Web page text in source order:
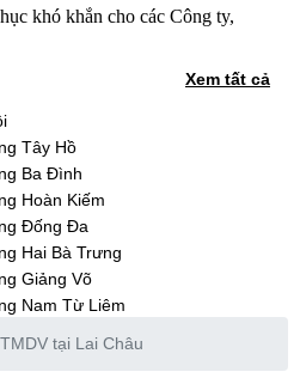
khó khắn cho các Công ty,
Xem tất cả
Tây Hồ
Ba Đình
Hoàn Kiếm
Đống Đa
Hai Bà Trưng
Giảng Võ
Nam Từ Liêm
Cầu Giấy
Thanh Xuân
tại Lai Châu